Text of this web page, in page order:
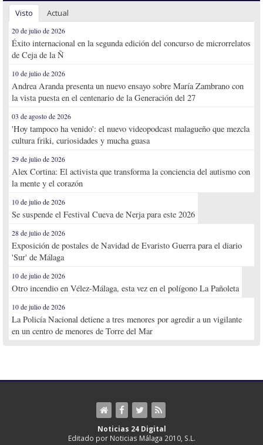
Visto Actual
20 de julio de 2026
Éxito internacional en la segunda edición del concurso de microrrelatos
de Ceja de la Ñ
10 de julio de 2026
Andrea Aranda presenta un nuevo ensayo sobre María Zambrano con
la vista puesta en el centenario de la Generación del 27
03 de agosto de 2026
'Hoy tampoco ha venido': el nuevo videopodcast malagueño que mezcla
cultura friki, curiosidades y mucha guasa
29 de julio de 2026
Alex Cortina: El activista que transforma la conciencia del autismo con
la mente y el corazón
10 de julio de 2026
Se suspende el Festival Cueva de Nerja para este 2026
28 de julio de 2026
Exposición de postales de Navidad de Evaristo Guerra para el diario
'Sur' de Málaga
10 de julio de 2026
Otro incendio en Vélez-Málaga, esta vez en el polígono La Pañoleta
10 de julio de 2026
La Policía Nacional detiene a tres menores por agredir a un vigilante
en un centro de menores de Torre del Mar
Noticias 24 Digital
Editado por Noticias Málaga 2010, S.L.